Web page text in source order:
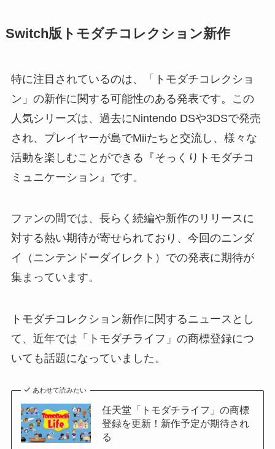
Switch版トモダチコレクション新作
特に注目されているのは、「トモダチコレクショ
ン」の新作に関する可能性のある発表です。この
人気シリーズは、過去にNintendo DSや3DSで発売
され、プレイヤーが島でMiiたちと交流し、様々な
活動を楽しむことができる『そっくりトモダチコ
ミュニケーション』です。
ファンの間では、長らく続編や新作のリリースに
対する熱い期待が寄せられており、今回のニンダ
イ（ニンテンドーダイレクト）での発表に期待が
集まっています。
トモダチコレクション新作に関するニュースとし
て、近年では「トモダチライフ」の商標登録につ
いても話題になっていました。
あわせて読みたい
任天堂「トモダチライフ」の商標
登録を更新！新作予定が期待され
る